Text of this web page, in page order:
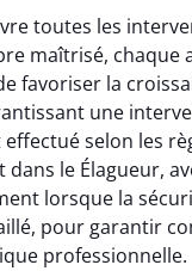
toutes les
maîtrisé, chaque
favoriser la
une
selon les
dans le Élagueur,
lorsque la
pour garantir
professionnelle.
Mathieu
19 décembre 2025